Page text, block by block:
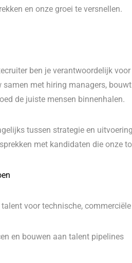
en onze groei te versnellen.
ben je verantwoordelijk
samen met hiring managers,
de juiste mensen binnenhalen.
tussen strategie en
met kandidaten die onze
voor technische,
en bouwen aan talent pipelines